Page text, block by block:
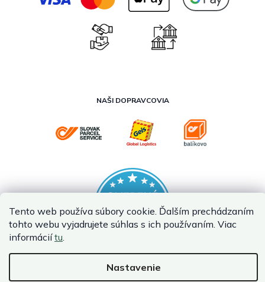
Tento web používa súbory cookie. Ďalším prechádzaním
tohto webu vyjadrujete súhlas s ich používaním. Viac
informáciítu.
Nastavenie
NAŠI DOPRAVCOVIA